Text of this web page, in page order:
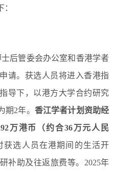
后管委会办公室和香港学者
请。获选人员将进入香港指
导下，以港方大学合约研究
期2年。 香江学者计划资助经
万港币（约合36万元人民
获选人员在港期间的生活开
补助及往返旅费等。2025年